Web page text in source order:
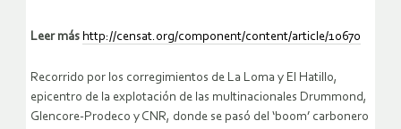
Leer más http://censat.org/component/content/article/10670
Recorrido por los corregimientos de La Loma y El Hatillo,
epicentro de la explotación de las multinacionales Drummond,
Glencore-Prodeco y CNR, donde se pasó del ‘boom’ carbonero